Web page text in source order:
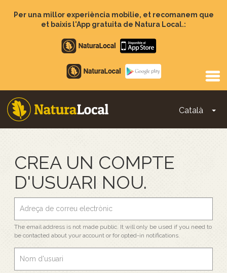
Per una millor experiència mobilie, et recomanem que
et baixis l'App gratuita de Natura Local.:
Apple
store
Google
Play
Català
Main
CREA UN COMPTE
D'USUARI NOU.
The email address is not made public. It will only be used if you need to
be contacted about your account or for opted-in notifications.